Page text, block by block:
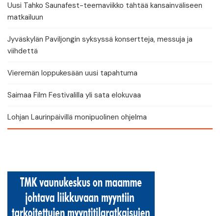
Uusi Tahko Saunafest-teemaviikko tähtää kansainväliseen
matkailuun
Jyväskylän Paviljongin syksyssä konsertteja, messuja ja
viihdettä
Vieremän loppukesään uusi tapahtuma
Saimaa Film Festivalilla yli sata elokuvaa
Lohjan Laurinpäivillä monipuolinen ohjelma